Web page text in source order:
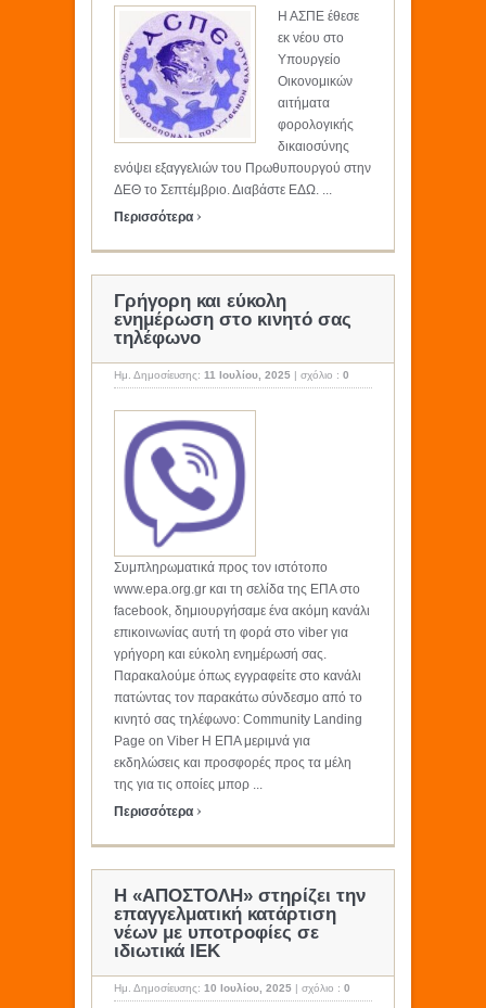
Η ΑΣΠΕ έθεσε
εκ νέου στο
Υπουργείο
Οικονομικών
αιτήματα
φορολογικής
δικαιοσύνης
ενόψει εξαγγελιών του Πρωθυπουργού στην
ΔΕΘ το Σεπτέμβριο. Διαβάστε ΕΔΩ. ...
Περισσότερα ›
Γρήγορη και εύκολη
ενημέρωση στο κινητό σας
τηλέφωνο
Ημ. Δημοσίευσης: 11 Ιουλίου, 2025 | σχόλιο : 0
Συμπληρωματικά προς τον ιστότοπο
www.epa.org.gr και τη σελίδα της ΕΠΑ στο
facebook, δημιουργήσαμε ένα ακόμη κανάλι
επικοινωνίας αυτή τη φορά στο viber για
γρήγορη και εύκολη ενημέρωσή σας.
Παρακαλούμε όπως εγγραφείτε στο κανάλι
πατώντας τον παρακάτω σύνδεσμο από το
κινητό σας τηλέφωνο: Community Landing
Page on Viber Η ΕΠΑ μεριμνά για
εκδηλώσεις και προσφορές προς τα μέλη
της για τις οποίες μπορ ...
Περισσότερα ›
Η «ΑΠΟΣΤΟΛΗ» στηρίζει την
επαγγελματική κατάρτιση
νέων με υποτροφίες σε
ιδιωτικά ΙΕΚ
Ημ. Δημοσίευσης: 10 Ιουλίου, 2025 | σχόλιο : 0